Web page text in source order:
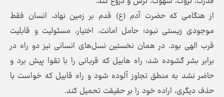
از هنگامی که حضرت آدم (ع) قدم بر زمین نهاد، انسان فقط
موجودی زیستی نبود؛ حامل امانت، اختیار، مسئولیت و قابلیت
قرب الهی بود. در همان نخستین نسل‌های انسانی نیز دو راه در
برابر بشر گشوده شد: راه هابیل که قربانی را با تقوا پیش برد و
حاضر نشد به منطق تجاوز آلوده شود و راه قابیل که خواست با
حذف دیگری، اراده خود را بر حقیقت تحمیل کند.